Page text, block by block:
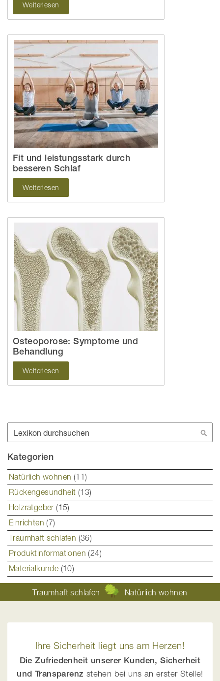
Weiterlesen
Fit und leistungsstark durch
besseren Schlaf
Weiterlesen
Osteoporose: Symptome und
Behandlung
Weiterlesen
Suche
Kategorien
Natürlich wohnen (11)
Rückengesundheit (13)
Holzratgeber(15)
Einrichten(7)
Traumhaft schlafen (36)
Produktinformationen(24)
Materialkunde (10)
Traumhaft schlafen Natürlich wohnen
Ihre Sicherheit liegt uns am Herzen!
Die Zufriedenheit unserer Kunden, Sicherheit
und Transparenz stehen bei uns an erster Stelle!